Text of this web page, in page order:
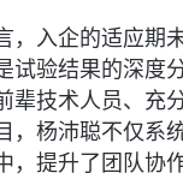
，入企的适应期
试验结果的深度
辈技术人员、充
，杨沛聪不仅系
提升了团队协